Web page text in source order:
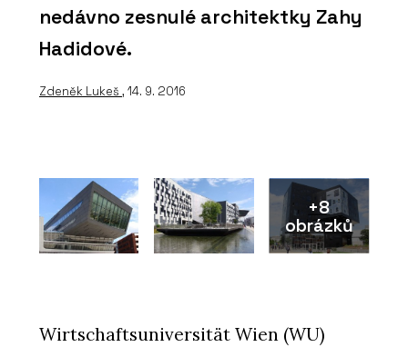
nedávno zesnulé architektky Zahy
Hadidové.
Zdeněk Lukeš , 14. 9. 2016
+8
obrázků
Wirtschaftsuniversität Wien (WU)